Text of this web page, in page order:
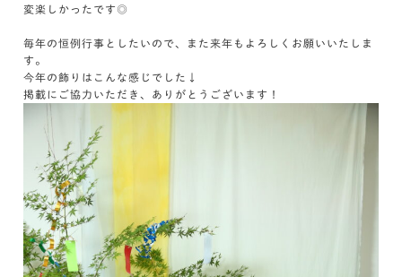
変楽しかったです◎
毎年の恒例行事としたいので、また来年もよろしくお願いいたしま
す。
今年の飾りはこんな感じでした↓
掲載にご協力いただき、ありがとうございます！